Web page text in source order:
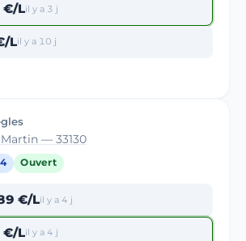
€/Lil y a 3 j
Lil y a 10 j
— 33130
Ouvert
€/Lil y a 4 j
€/Lil y a 4 j